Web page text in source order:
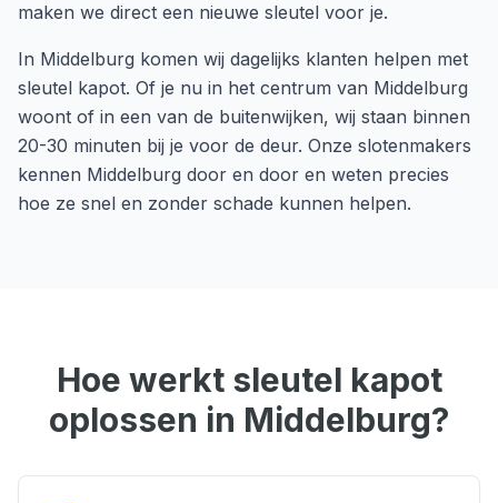
maken we direct een nieuwe sleutel voor je.
In Middelburg komen wij dagelijks klanten helpen met
sleutel kapot. Of je nu in het centrum van Middelburg
woont of in een van de buitenwijken, wij staan binnen
20-30 minuten bij je voor de deur. Onze slotenmakers
kennen Middelburg door en door en weten precies
hoe ze snel en zonder schade kunnen helpen.
Hoe werkt sleutel kapot
oplossen in Middelburg?